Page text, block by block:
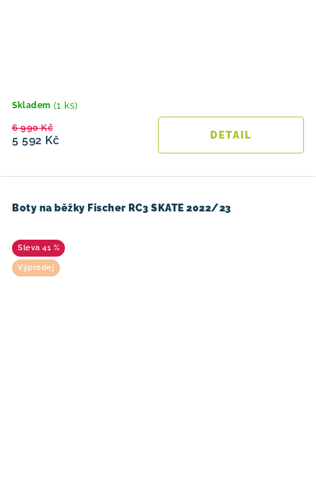
Skladem (1 ks)
5 592 Kč
6 990 Kč
Boty na běžky Fischer RC3 SKATE 2022/23
41 %
Výprodej